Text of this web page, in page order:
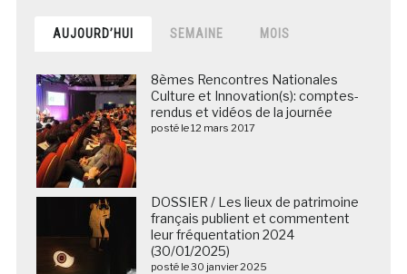
AUJOURD’HUI SEMAINE MOIS
8èmes Rencontres Nationales
Culture et Innovation(s): comptes-
rendus et vidéos de la journée
posté le 12 mars 2017
DOSSIER / Les lieux de patrimoine
français publient et commentent
leur fréquentation 2024
(30/01/2025)
posté le 30 janvier 2025